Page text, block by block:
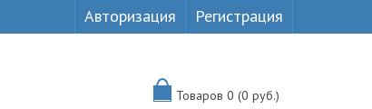
Авторизация Регистрация
Товаров 0 (0 руб.)